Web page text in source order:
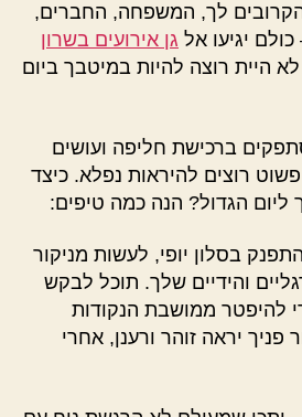
לך, המשפחה, החברים,
יגיעו אל גן אירועים בשרון
היית רוצה להיות במיטבך ביום
ברכישת חליפה ועושים
רוצים להיראות נפלא. כיצד
הגדול? הנה כמה טיפים:
בסלון יופי, לעשות מניקור
והידיים שלך. תוכל לבקש
להיפטר ממושבת הנקודות
יראה זוהר ורענן, אחרי